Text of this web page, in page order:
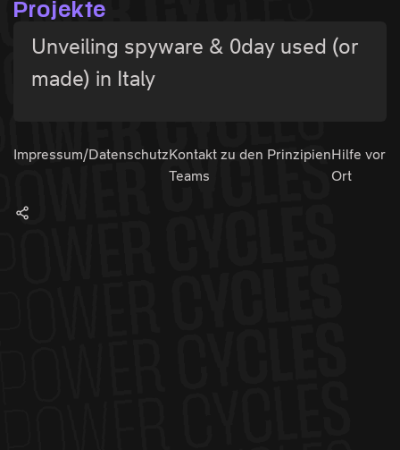
Projekte
Unveiling spyware & 0day used (or
made) in Italy
Impressum/DatenschutzKontakt zu den
Teams
PrinzipienHilfe vor
Ort